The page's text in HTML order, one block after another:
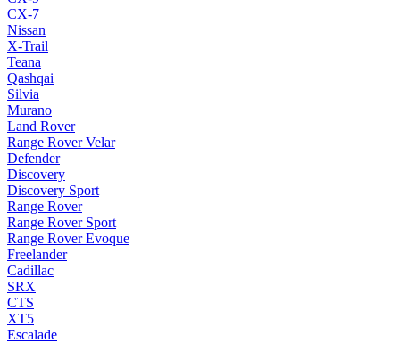
CX-7
Nissan
X-Trail
Teana
Qashqai
Silvia
Murano
Land Rover
Range Rover Velar
Defender
Discovery
Discovery Sport
Range Rover
Range Rover Sport
Range Rover Evoque
Freelander
Cadillac
SRX
CTS
XT5
Escalade